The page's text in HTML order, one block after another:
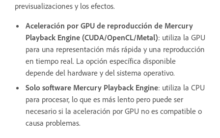
previsualizaciones y los efectos.
Aceleración por GPU de reproducción de Mercury
Playback Engine (CUDA/OpenCL/Metal): utiliza la GPU
para una representación más rápida y una reproducción
en tiempo real. La opción específica disponible
depende del hardware y del sistema operativo.
Solo software Mercury Playback Engine: utiliza la CPU
para procesar, lo que es más lento pero puede ser
necesario si la aceleración por GPU no es compatible o
causa problemas.